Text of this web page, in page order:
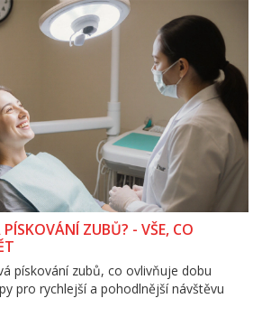
ZUBŮ? - VŠE, CO
pískování zubů, co ovlivňuje dobu
pro rychlejší a pohodlnější návštěvu